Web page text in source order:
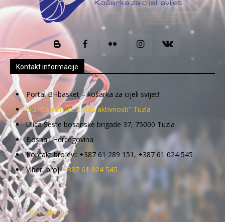
Kontakt informacije
Portal BHbasket – košarka za cijeli svijet!
UG “Centar kreativnih aktivnosti” Tuzla
Ulica Šeste bosanske brigade 37, 75000 Tuzla
Bosna i Hercegovina
Kontakt brojevi: +387 61 289 151, +387 61 024 545
Viber broj:+387 61 024 545
BHbasket.ba